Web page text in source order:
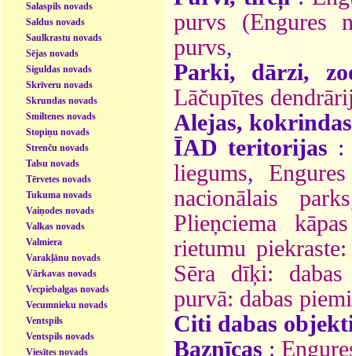
Salaspils novads
Saldus novads
Saulkrastu novads
Sējas novads
Siguldas novads
Skrīveru novads
Skrundas novads
Smiltenes novads
Stopiņu novads
Strenču novads
Talsu novads
Tērvetes novads
Tukuma novads
Vaiņodes novads
Valkas novads
Valmiera
Varakļānu novads
Vārkavas novads
Vecpiebalgas novads
Vecumnieku novads
Ventspils
Ventspils novads
Viesītes novads
purvs (Engures
purvs,
Parki, dārzi,
Lāčupītes
Alejas, kokrindas
ĪAD teritorijas :
liegums,
nacionālais parks
Plieņciema
rietumu
Sēra dīķi: dabas
purvā: dabas
Citi dabas
Baznīcas :